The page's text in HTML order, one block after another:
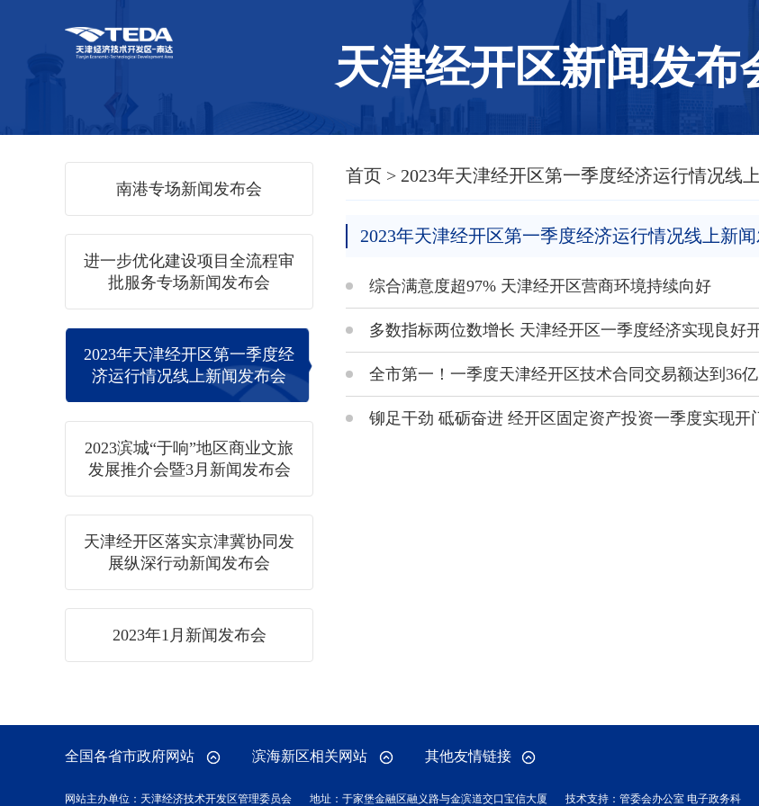
天津经开区新闻发布
南港专场新闻发布会
进一步优化建设项目全流程审
批服务专场新闻发布会
2023年天津经开区第一季度经
济运行情况线上新闻发布会
2023滨城“于响”地区商业文旅
发展推介会暨3月新闻发布会
天津经开区落实京津冀协同发
展纵深行动新闻发布会
2023年1月新闻发布会
首页 > 2023年天津经开区第一季度经济运行情况线
2023年天津经开区第一季度经济运行情况线上新
综合满意度超97% 天津经开区营商环境持续向好
多数指标两位数增长 天津经开区一季度经济实现良好
全市第一！一季度天津经开区技术合同交易额达到36
铆足干劲 砥砺奋进 经开区固定资产投资一季度实现开
全国各省市政府网站 滨海新区相关网站 其他友情链接
网站主办单位：天津经济技术开发区管理委员会 地址：于家堡金融区融义路与金滨道交口宝信大厦 技术支持：管委会办公室 电子政务科